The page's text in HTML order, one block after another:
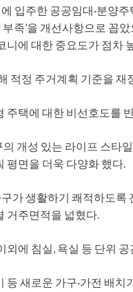
입주한 공공임대·분양
부족’을 개선사항으로
니에 대한 중요도가 점차
적정 주거계획 기준을
주택에 대한 비선호도를
의 개성 있는 라이프 스타
평면을 더욱 다양화 했다.
가 생활하기 쾌적하도
거주면적을 넓혔다.
외에 침실, 욕실 등 단위
등 새로운 가구·가전 배